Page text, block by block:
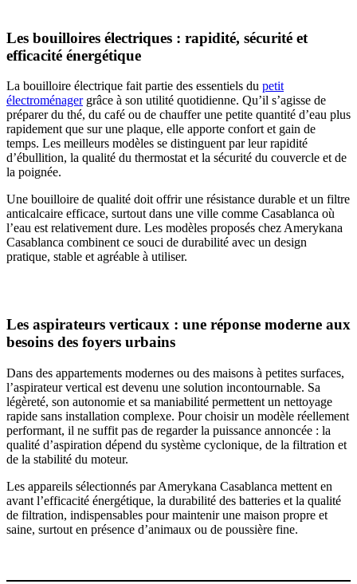
Les bouilloires électriques : rapidité, sécurité et
efficacité énergétique
La bouilloire électrique fait partie des essentiels du petit
électroménagergrâce à son utilité quotidienne. Qu’il s’agisse de
préparer du thé, du café ou de chauffer une petite quantité d’eau plus
rapidement que sur une plaque, elle apporte confort et gain de
temps. Les meilleurs modèles se distinguent par leur rapidité
d’ébullition, la qualité du thermostat et la sécurité du couvercle et de
la poignée.
Une bouilloire de qualité doit offrir une résistance durable et un filtre
anticalcaire efficace, surtout dans une ville comme Casablanca où
l’eau est relativement dure. Les modèles proposés chez Amerykana
Casablanca combinent ce souci de durabilité avec un design
pratique, stable et agréable à utiliser.
Les aspirateurs verticaux : une réponse moderne aux
besoins des foyers urbains
Dans des appartements modernes ou des maisons à petites surfaces,
l’aspirateur vertical est devenu une solution incontournable. Sa
légèreté, son autonomie et sa maniabilité permettent un nettoyage
rapide sans installation complexe. Pour choisir un modèle réellement
performant, il ne suffit pas de regarder la puissance annoncée : la
qualité d’aspiration dépend du système cyclonique, de la filtration et
de la stabilité du moteur.
Les appareils sélectionnés par Amerykana Casablanca mettent en
avant l’efficacité énergétique, la durabilité des batteries et la qualité
de filtration, indispensables pour maintenir une maison propre et
saine, surtout en présence d’animaux ou de poussière fine.